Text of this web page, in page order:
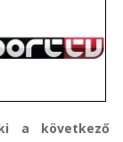
a következő